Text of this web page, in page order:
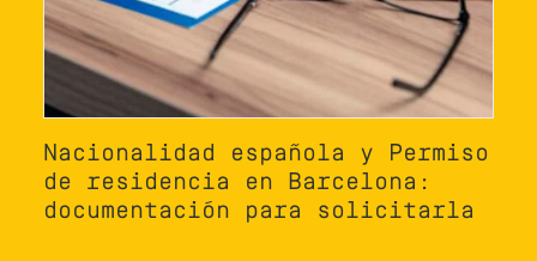
Nacionalidad española y Permiso
de residencia en Barcelona:
documentación para solicitarla